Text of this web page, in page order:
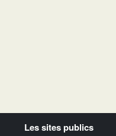
Les sites publics